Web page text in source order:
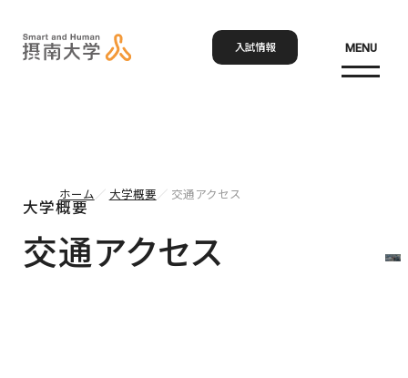
MENU
入試情報
ホーム
ホーム 大学概要 交通アクセス
大学概要
交通アクセス